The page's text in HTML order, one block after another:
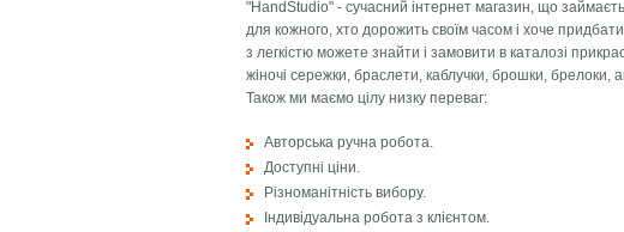
"HandStudio" - сучасний інтернет магазин, що
для кожного, хто дорожить своїм часом і хоче
з легкістю можете знайти і замовити в каталозі
жіночі сережки, браслети, каблучки, брошки, брелоки,
Також ми маємо цілу низку переваг:
Авторська ручна робота.
Доступні ціни.
Різноманітність вибору.
Індивідуальна робота з клієнтом.